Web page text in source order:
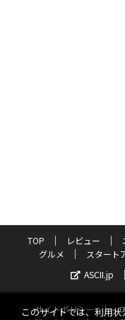
TOP レビュー
グルメ
スタート
ASCII.jp
サイトポリシー
このサイトでは、利用状